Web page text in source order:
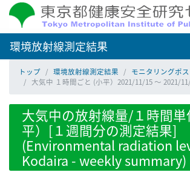
環境放射線測定結果
トップ 環境放射線測定結果 モニタリングポス
大気中 １時間ごと (小平）2021/11/15 ～ 2021/
大気中の放射線量/１時間単
平）[１週間分の測定結果]
(Environmental radiation
Kodaira - weekly summary)